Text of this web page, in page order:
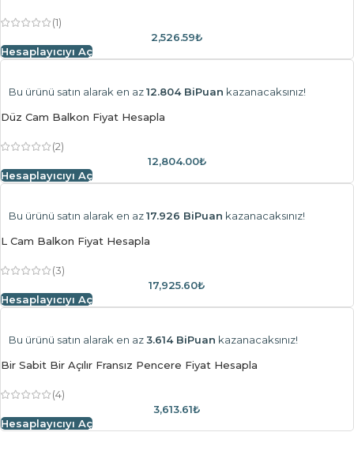
(1)
2,526.59₺
Hesaplayıcıyı Aç
Bu ürünü satın alarak en az12.804 BiPuan kazanacaksınız!
Düz Cam Balkon Fiyat Hesapla
(2)
12,804.00₺
Hesaplayıcıyı Aç
Bu ürünü satın alarak en az17.926 BiPuan kazanacaksınız!
L Cam Balkon Fiyat Hesapla
(3)
17,925.60₺
Hesaplayıcıyı Aç
Bu ürünü satın alarak en az3.614 BiPuan kazanacaksınız!
Bir Sabit Bir Açılır Fransız Pencere Fiyat Hesapla
(4)
3,613.61₺
Hesaplayıcıyı Aç